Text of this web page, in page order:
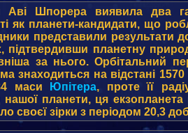
Аві Шпорера виявила два
як планети-кандидати, що
представили результати
планетну
за нього. Орбітальний
на відстані 1570
маси
Юпітера, проте її
планети, ця
своєї зірки з періодом 20,3